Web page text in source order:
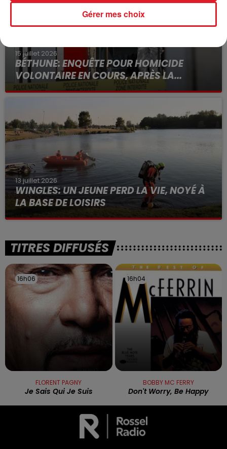
15 juillet 2026
BÉTHUNE: ENQUÊTE POUR HOMICIDE
VOLONTAIRE EN COURS, APRÈS LA...
Selon les premiers éléments, le logement servait
13 juillet 2026
WINGLES: UN JEUNE PERD LA VIE, NOYÉ À
LA BASE DE LOISIRS
La victime a coulé à pic
TITRES DIFFUSÉS
16h06
16h06
FLORENT PAGNY
Je Sais Qui Je Suis
16h04
16h04
BOBBY MC FERRY
Don't Worry, Be Happy
Gérer mes choix